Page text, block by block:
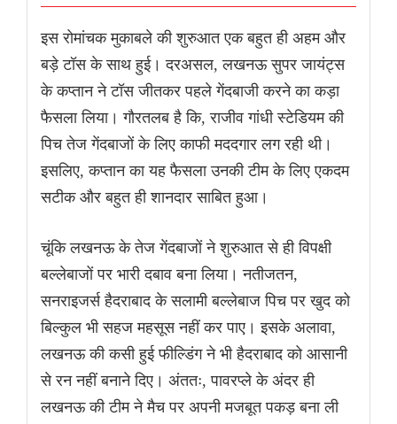
इस रोमांचक मुकाबले की शुरुआत एक बहुत ही अहम और
बड़े टॉस के साथ हुई। दरअसल, लखनऊ सुपर जायंट्स
के कप्तान ने टॉस जीतकर पहले गेंदबाजी करने का कड़ा
फैसला लिया। गौरतलब है कि, राजीव गांधी स्टेडियम की
पिच तेज गेंदबाजों के लिए काफी मददगार लग रही थी।
इसलिए, कप्तान का यह फैसला उनकी टीम के लिए एकदम
सटीक और बहुत ही शानदार साबित हुआ।
चूंकि लखनऊ के तेज गेंदबाजों ने शुरुआत से ही विपक्षी
बल्लेबाजों पर भारी दबाव बना लिया। नतीजतन,
सनराइजर्स हैदराबाद के सलामी बल्लेबाज पिच पर खुद को
बिल्कुल भी सहज महसूस नहीं कर पाए। इसके अलावा,
लखनऊ की कसी हुई फील्डिंग ने भी हैदराबाद को आसानी
से रन नहीं बनाने दिए। अंततः, पावरप्ले के अंदर ही
लखनऊ की टीम ने मैच पर अपनी मजबूत पकड़ बना ली